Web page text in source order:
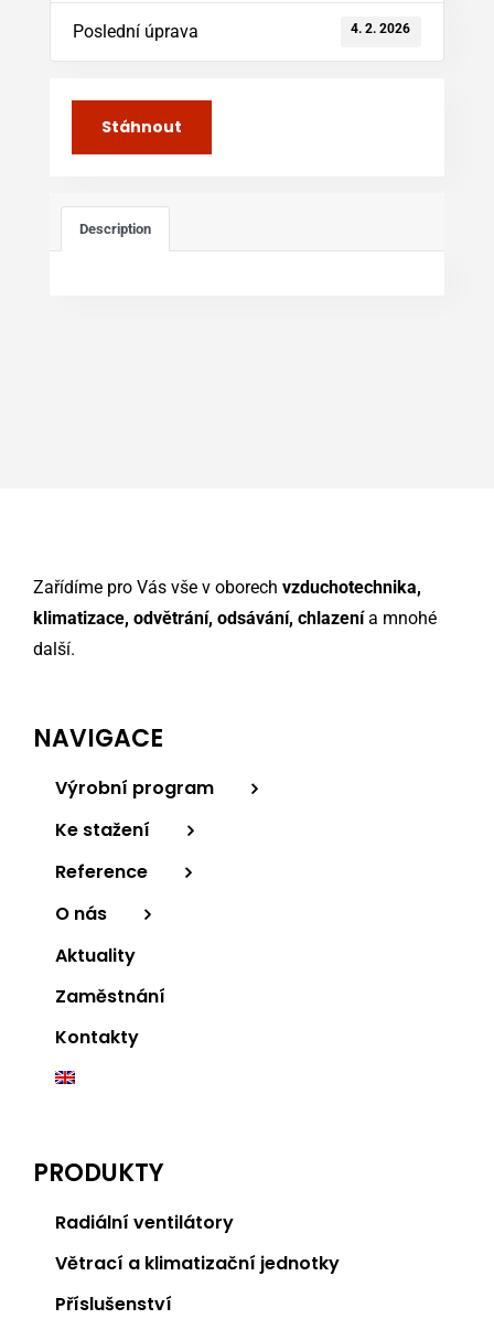
Poslední úprava 4. 2. 2026
Stáhnout
Description
Zařídíme pro Vás vše v oborech vzduchotechnika,
klimatizace, odvětrání, odsávání, chlazenía mnohé
další.
NAVIGACE
Výrobní program
Ke stažení
Reference
O nás
Aktuality
Zaměstnání
Kontakty
PRODUKTY
Radiální ventilátory
Větrací a klimatizační jednotky
Příslušenství